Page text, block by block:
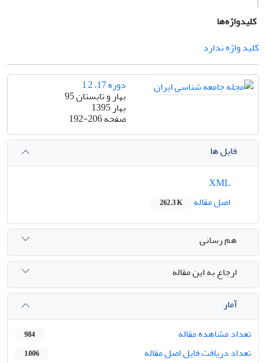
کلیدواژه‌ها
کلید واژه ندارد
دوره 17، 1,2
بهار و تابستان 95
بهار 1395
صفحه192-206
فایل ها
اصل مقاله
262.3 K
هم رسانی
ارجاع به این مقاله
آمار
تعداد مشاهده مقاله
984
تعداد دریافت فایل اصل مقاله 1,006